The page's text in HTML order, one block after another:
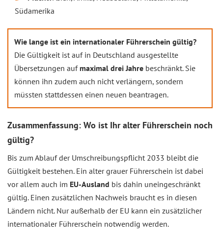
Südamerika
Wie lange ist ein internationaler Führerschein gültig?
Die Gültigkeit ist auf in Deutschland ausgestellte
Übersetzungen aufmaximal drei Jahre beschränkt. Sie
können ihn zudem auch nicht verlängern, sondern
müssten stattdessen einen neuen beantragen.
Zusammenfassung: Wo ist Ihr alter Führerschein noch
gültig?
Bis zum Ablauf der Umschreibungspflicht 2033 bleibt die
Gültigkeit bestehen. Ein alter grauer Führerschein ist dabei
vor allem auch im EU-Ausland bis dahin uneingeschränkt
gültig. Einen zusätzlichen Nachweis braucht es in diesen
Ländern nicht. Nur außerhalb der EU kann ein zusätzlicher
internationaler Führerschein notwendig werden.